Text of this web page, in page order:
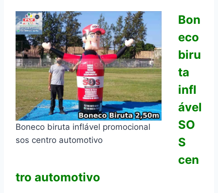
Boneco biruta inflável promocional
sos centro automotivo
Bon
eco
biru
ta
infl
ável
SO
S
cen
tro automotivo